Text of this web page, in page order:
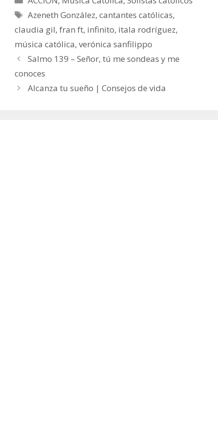
Etiquetas
Azeneth González,cantantes católicas,
claudia gil, fran ft, infinito, itala rodríguez,
música católica, verónica sanfilippo
Salmo 139 – Señor, tú me sondeas y me
conoces
Alcanza tu sueño | Consejos de vida